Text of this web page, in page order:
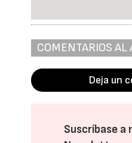
COMENTARIOS
Deja un
Suscríbase a